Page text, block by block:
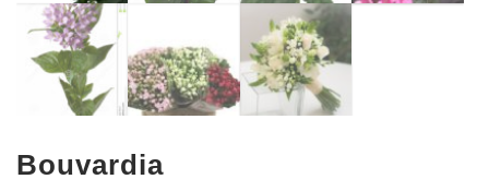
Bouvardia